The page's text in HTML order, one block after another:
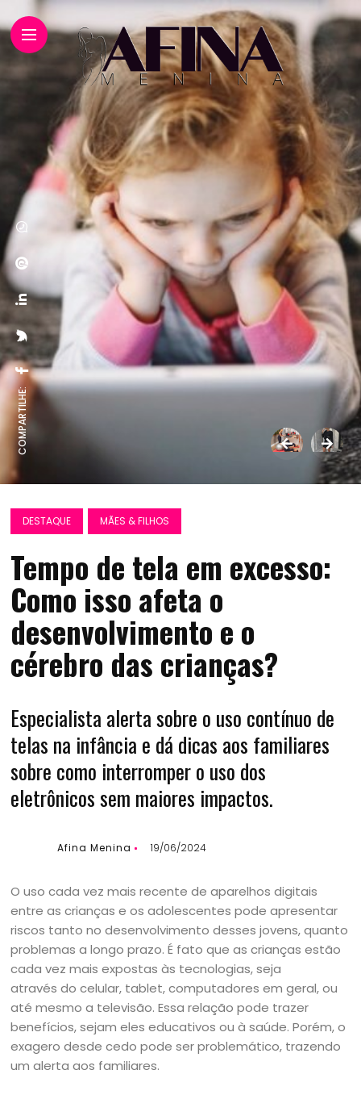
COMPARTILHE:
DESTAQUE MÃES & FILHOS
Tempo de tela em excesso:
Como isso afeta o
desenvolvimento e o
cérebro das crianças?
Especialista alerta sobre o uso contínuo de
telas na infância e dá dicas aos familiares
sobre como interromper o uso dos
eletrônicos sem maiores impactos.
Afina Menina 19/06/2024
O uso cada vez mais recente de aparelhos digitais
entre as crianças e os adolescentes pode apresentar
riscos tanto no desenvolvimento desses jovens, quanto
problemas a longo prazo. É fato que as crianças estão
cada vez mais expostas às tecnologias, seja
através do celular, tablet, computadores em geral, ou
até mesmo a televisão. Essa relação pode trazer
benefícios, sejam eles educativos ou à saúde. Porém, o
exagero desde cedo pode ser problemático, trazendo
um alerta aos familiares.